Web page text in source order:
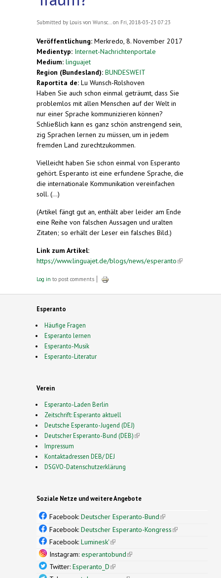
Submitted by Louis von Wunsc... on Fri, 2018-03-23 07:23
Veröffentlichung: Merkredo, 8. November 2017
Medientyp: Internet-Nachrichtenportale
Medium: linguajet
Region (Bundesland): BUNDESWEIT
Raportita de: Lu Wunsch-Rolshoven
Haben Sie auch schon einmal geträumt, dass Sie
problemlos mit allen Menschen auf der Welt in
nur einer Sprache kommunizieren können?
Schließlich kann es ganz schön anstrengend sein,
zig Sprachen lernen zu müssen, um in jedem
fremden Land zurechtzukommen.
Vielleicht haben Sie schon einmal von Esperanto
gehört. Esperanto ist eine erfundene Sprache, die
die internationale Kommunikation vereinfachen
soll. (...)
(Artikel fängt gut an, enthält aber leider am Ende
eine Reihe von falschen Aussagen und uralten
Zitaten; so erhält der Leser ein falsches Bild.)
Link zum Artikel:
https://www.linguajet.de/blogs/news/esperanto(link is
Log in to post comments
Esperanto
Häufige Fragen
Esperanto lernen
Esperanto-Musik
Esperanto-Literatur
Verein
Esperanto-Laden Berlin
Zeitschrift: Esperanto aktuell
Deutsche Esperanto-Jugend (DEJ)
Deutscher Esperanto-Bund (DEB)(link is external)
Impressum
Kontaktadressen DEB/ DEJ
DSGVO-Datenschutzerklärung
Soziale Netze und weitere Angebote
Facebook: Deutscher Esperanto-Bund(link is
external)
Facebook: Deutscher Esperanto-Kongress(link is
Facebook: Luminesk'(link is external)
Instagram: esperantobund(link is external)
Twitter: Esperanto_D(link is external)